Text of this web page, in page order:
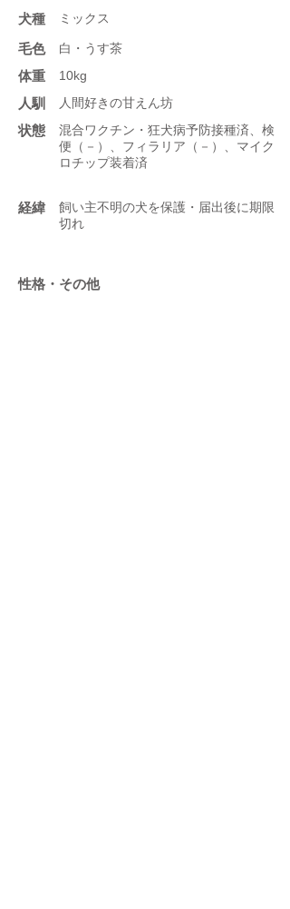
​犬種 ミックス
​毛色 白・うす茶
体重 10kg
人馴 人間好きの甘えん坊
状態
混合ワクチン・狂犬病予防接種済、検
便（－）、フィラリア（－）、マイク
ロチップ装着済
​経緯
飼い主不明の犬を保護・届出後に期限
切れ
性格・その他